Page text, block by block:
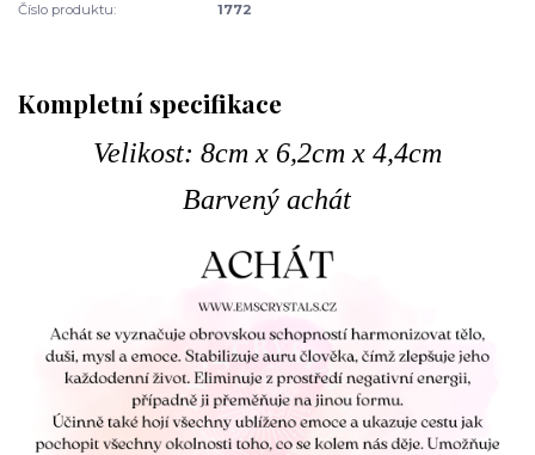
Číslo produktu: 1772
Kompletní specifikace
Velikost: 8cm x 6,2cm x 4,4cm
Barvený achát